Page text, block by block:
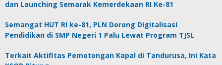
dan Launching Semarak Kemerdekaan RI Ke-81
Semangat HUT RI ke-81, PLN Dorong Digitalisasi
Pendidikan di SMP Negeri 1 Palu Lewat Program TJSL
Terkait Aktifitas Pemotongan Kapal di Tandurusa, Ini Kata